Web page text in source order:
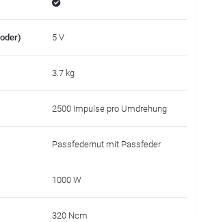
5 V
3.7 kg
2500 Impulse pro Umdrehung
Passfedernut mit Passfeder
1000 W
320 Ncm